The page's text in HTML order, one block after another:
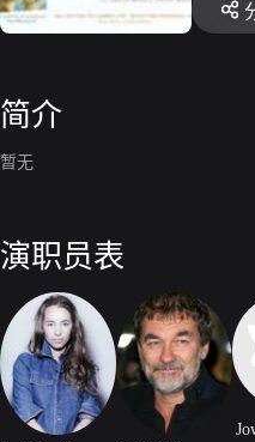
简介
暂无
演职员表